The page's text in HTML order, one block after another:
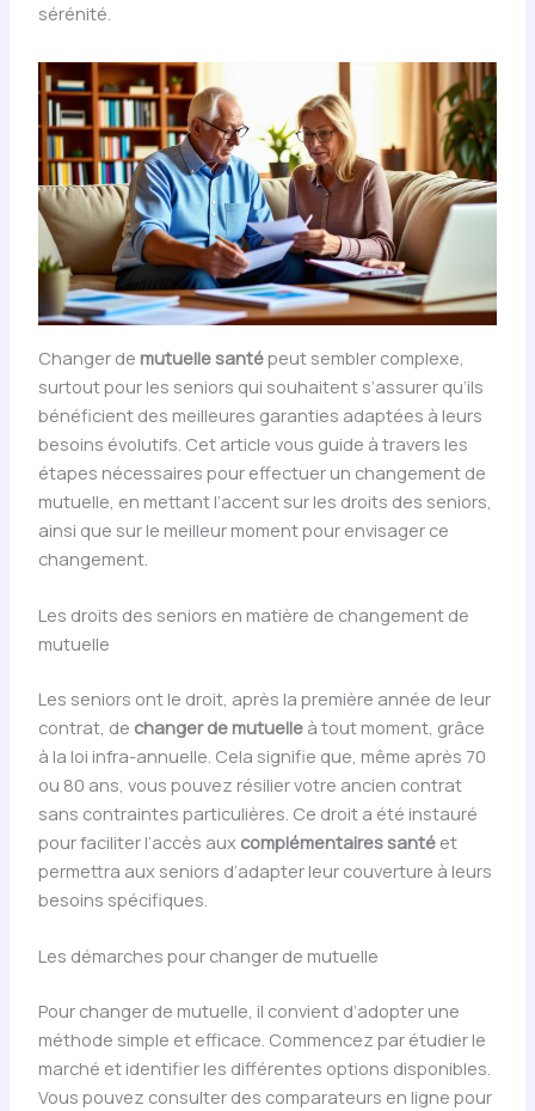
sérénité.
Changer de mutuelle santépeut sembler complexe,
surtout pour les seniors qui souhaitent s’assurer qu’ils
bénéficient des meilleures garanties adaptées à leurs
besoins évolutifs. Cet article vous guide à travers les
étapes nécessaires pour effectuer un changement de
mutuelle, en mettant l’accent sur les droits des seniors,
ainsi que sur le meilleur moment pour envisager ce
changement.
Les droits des seniors en matière de changement de
mutuelle
Les seniors ont le droit, après la première année de leur
contrat, de changer de mutuelleà tout moment, grâce
à la loi infra-annuelle. Cela signifie que, même après 70
ou 80 ans, vous pouvez résilier votre ancien contrat
sans contraintes particulières. Ce droit a été instauré
pour faciliter l’accès aux complémentaires santéet
permettra aux seniors d’adapter leur couverture à leurs
besoins spécifiques.
Les démarches pour changer de mutuelle
Pour changer de mutuelle, il convient d’adopter une
méthode simple et efficace. Commencez par étudier le
marché et identifier les différentes options disponibles.
Vous pouvez consulter des comparateurs en ligne pour